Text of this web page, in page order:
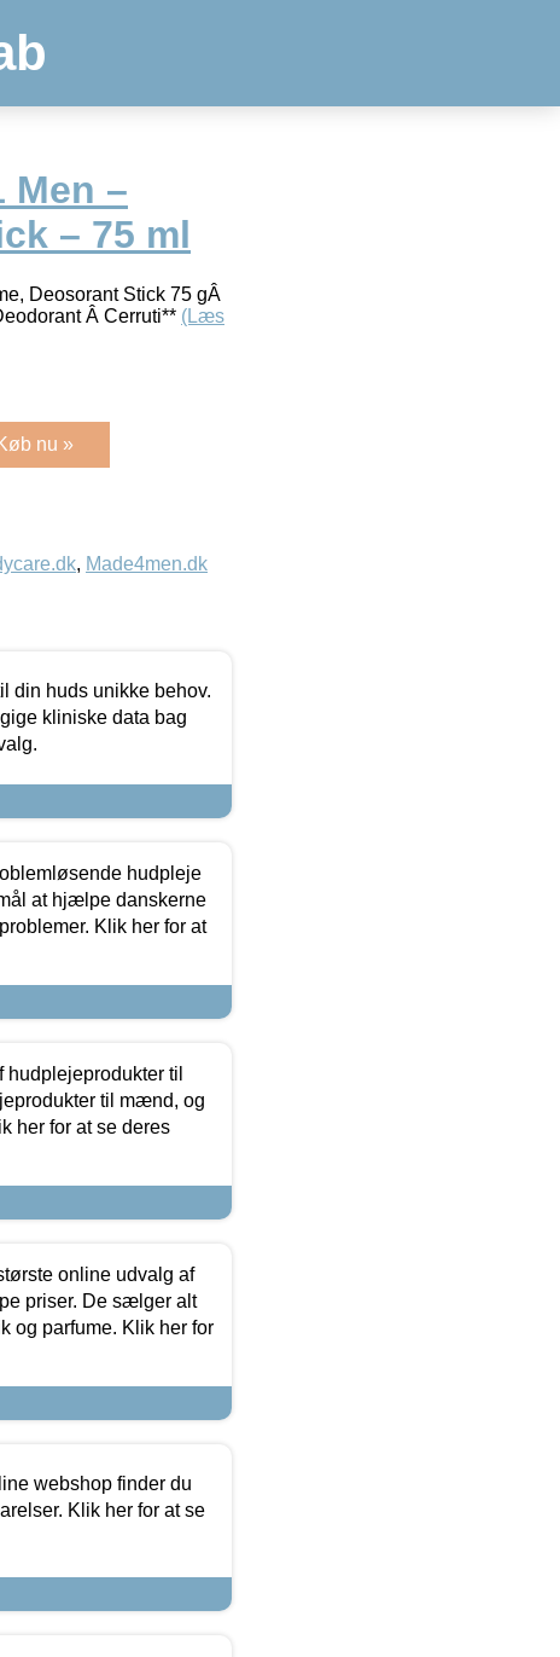
Men –
– 75 ml
Deosorant Stick 75 gÂ
Â Cerruti** (Læs
nu »
, Made4men.dk
din huds unikke behov.
kliniske data bag
hudpleje
at hjælpe danskerne
Klik her for at
til
til mænd, og
her for at se deres
online udvalg af
priser. De sælger alt
og parfume. Klik her for
webshop finder du
Klik her for at se